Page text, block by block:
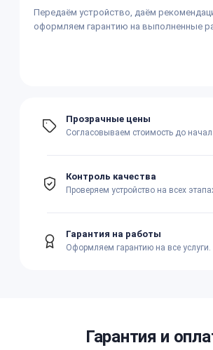
Передаём устройство, даём
оформляем гарантию на выполненные
Прозрачные цены
Согласовываем стоимость до
Контроль качества
Проверяем устройство на всех
Гарантия на работы
Оформляем гарантию на все услуги.
Гарантия и